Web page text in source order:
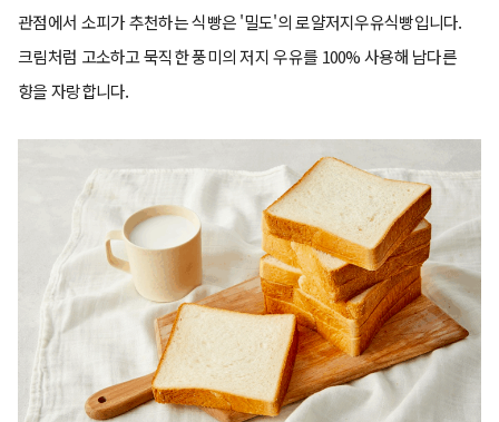
관점에서 소피가 추천하는 식빵은 '밀도'의 로얄저지우유식빵입니다.
크림처럼 고소하고 묵직한 풍미의 저지 우유를 100% 사용해 남다른
향을 자랑합니다.